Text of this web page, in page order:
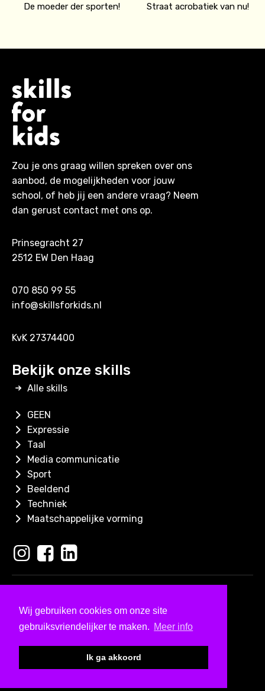
Wij gebruiken cookies om onze site
gebruiksvriendelijker te maken. Meer info
Ik ga akkoord
De moeder der sporten! Straat acrobatiek van nu!
Zou je ons graag willen spreken over ons
aanbod, de mogelijkheden voor jouw
school, of heb jij een andere vraag? Neem
dan gerust contact met ons op.
Prinsegracht 27
2512 EW Den Haag
070 850 99 55
info@skillsforkids.nl
KvK 27374400
Bekijk onze skills
Alle skills
GEEN
Expressie
Taal
Media communicatie
Sport
Beeldend
Techniek
Maatschappelijke vorming
Skills for Kids
Ontwerp & ontwikkeld door